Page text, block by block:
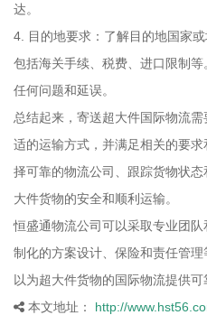
达。
4. 目的地要求：了解目的地国家
包括海关手续、税费、进口限制
任何问题和延误。
总结起来，寄送超大件国际物流
适的运输方式，并满足相关的要
择可靠的物流公司、跟踪货物状
大件货物的安全和顺利运输。
恒盛通物流公司可以采取专业团
制化的方案设计、保险和责任管
以为超大件货物的国际物流提供可
本文地址：
http://